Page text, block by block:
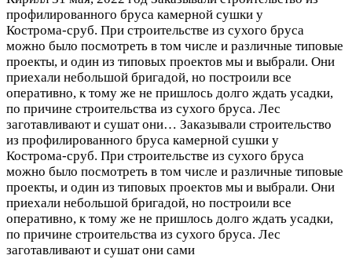
профилированного бруса камерной сушки у
Кострома-сруб. При строительстве из сухого бруса
можно было посмотреть в том числе и различные типовые
проекты, и один из типовых проектов мы и выбрали. Они
приехали небольшой бригадой, но построили все
оперативно, к тому же не пришлось долго ждать усадки,
по причине строительства из сухого бруса. Лес
заготавливают и сушат они… Заказывали строительство
из профилированного бруса камерной сушки у
Кострома-сруб. При строительстве из сухого бруса
можно было посмотреть в том числе и различные типовые
проекты, и один из типовых проектов мы и выбрали. Они
приехали небольшой бригадой, но построили все
оперативно, к тому же не пришлось долго ждать усадки,
по причине строительства из сухого бруса. Лес
заготавливают и сушат они сами